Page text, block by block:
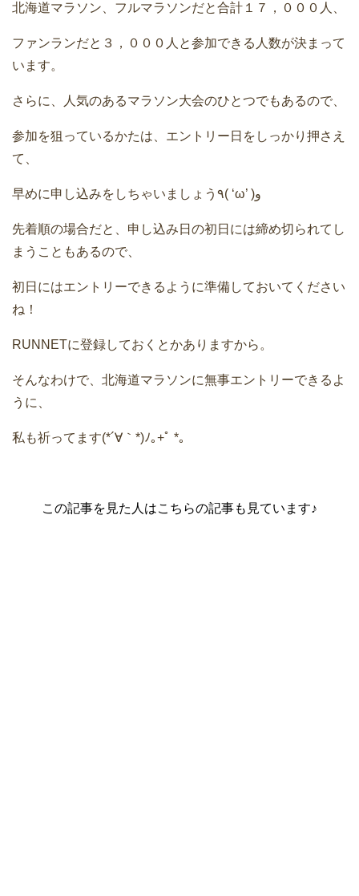
北海道マラソン、フルマラソンだと合計１７，０００人、
ファンランだと３，０００人と参加できる人数が決まって
います。
さらに、人気のあるマラソン大会のひとつでもあるので、
参加を狙っているかたは、エントリー日をしっかり押さえ
て、
早めに申し込みをしちゃいましょう٩( ‘ω’ )و
先着順の場合だと、申し込み日の初日には締め切られてし
まうこともあるので、
初日にはエントリーできるように準備しておいてください
ね！
RUNNETに登録しておくとかありますから。
そんなわけで、北海道マラソンに無事エントリーできるよ
うに、
私も祈ってます(*´∀｀*)ﾉ｡+ﾟ *｡
この記事を見た人はこちらの記事も見ています♪